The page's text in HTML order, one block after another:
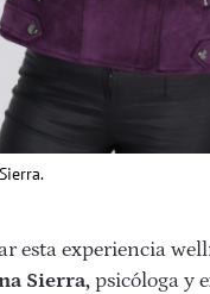
esta experiencia
Sierra, psicóloga y